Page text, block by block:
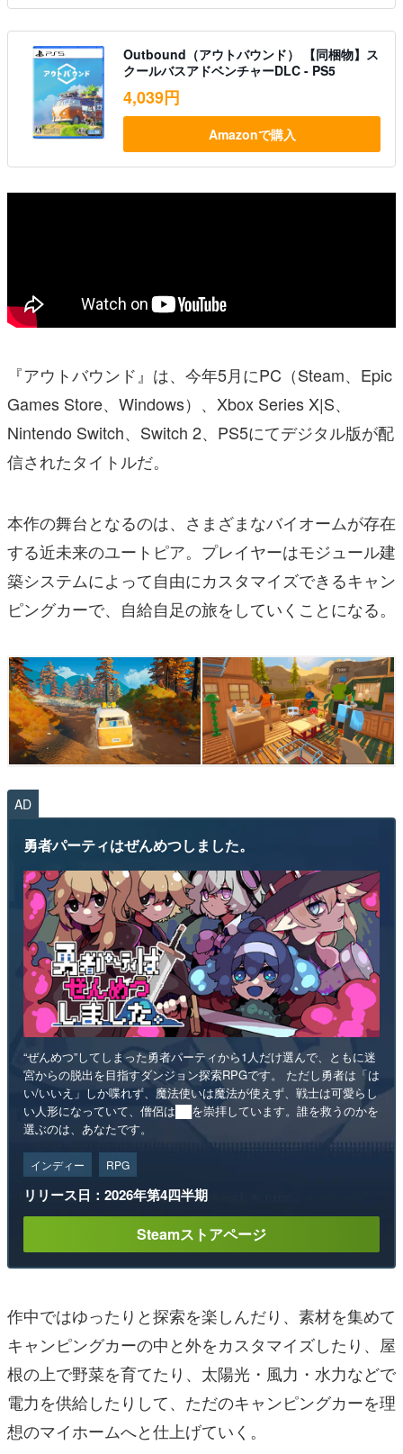
Outbound（アウトバウンド） 【同梱物】ス
クールバスアドベンチャーDLC - PS5
4,039円
Amazonで購入
『アウトバウンド』は、今年5月にPC（Steam、Epic
Games Store、Windows）、Xbox Series X|S、
Nintendo Switch、Switch 2、PS5にてデジタル版が配
信されたタイトルだ。
本作の舞台となるのは、さまざまなバイオームが存在
する近未来のユートピア。プレイヤーはモジュール建
築システムによって自由にカスタマイズできるキャン
ピングカーで、自給自足の旅をしていくことになる。
AD
勇者パーティはぜんめつしました。
“ぜんめつ”してしまった勇者パーティから1人だけ選んで、ともに迷
宮からの脱出を目指すダンジョン探索RPGです。 ただし勇者は「は
い/いいえ」しか喋れず、魔法使いは魔法が使えず、戦士は可愛らし
い人形になっていて、僧侶は██を崇拝しています。誰を救うのかを
選ぶのは、あなたです。
インディー RPG
リリース日：2026年第4四半期
Steamストアページ
作中ではゆったりと探索を楽しんだり、素材を集めて
キャンピングカーの中と外をカスタマイズしたり、屋
根の上で野菜を育てたり、太陽光・風力・水力などで
電力を供給したりして、ただのキャンピングカーを理
想のマイホームへと仕上げていく。